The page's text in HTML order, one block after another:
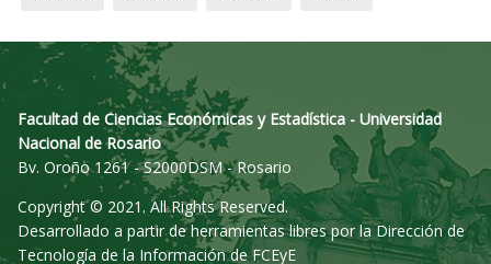
Facultad de Ciencias Económicas y Estadística - Universidad
Nacional de Rosario
Bv. Oroño 1261 - S2000DSM - Rosario
Copyright © 2021. All Rights Reserved.
Desarrollado a partir de herramientas libres por la Dirección de
Tecnología de la Información de FCEyE